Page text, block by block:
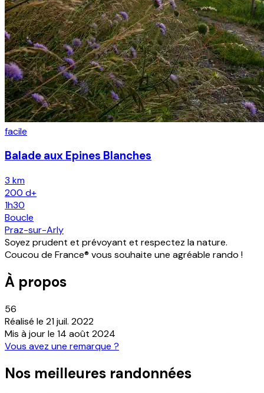
facile
Balade aux Epines Blanches
3 km
200 d+
1h30
Boucle
Praz-sur-Arly
Soyez prudent et prévoyant et respectez la nature.
Coucou de France® vous souhaite une agréable rando !
À propos
56
Réalisé le 21 juil. 2022
Mis à jour le 14 août 2024
Vous avez une remarque ?
Nos meilleures randonnées